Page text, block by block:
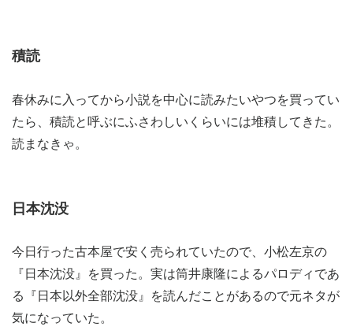
積読
春休みに入ってから小説を中心に読みたいやつを買ってい
たら、積読と呼ぶにふさわしいくらいには堆積してきた。
読まなきゃ。
日本沈没
今日行った古本屋で安く売られていたので、小松左京の
『日本沈没』を買った。実は筒井康隆によるパロディであ
る『日本以外全部沈没』を読んだことがあるので元ネタが
気になっていた。